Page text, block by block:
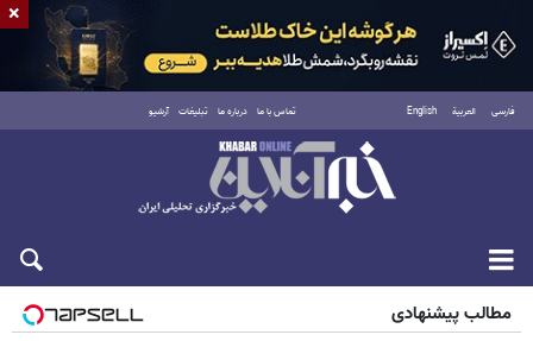
فارسی العربية English تماس با ما درباره ما تبلیغات آرشیو
جمعه ۱۶ مرداد ۱۴۰۵
مطالب پیشنهادی
×